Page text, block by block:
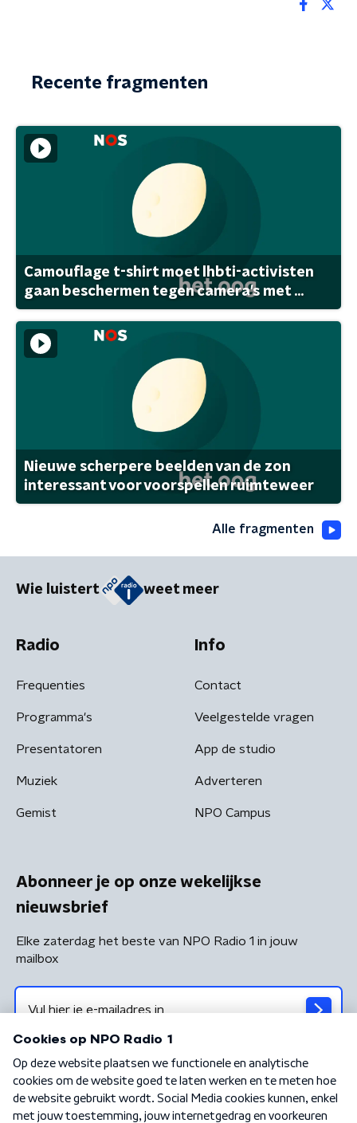
Recente fragmenten
Camouflage t-shirt moet lhbti-activisten
gaan beschermen tegen camera's met ...
Nieuwe scherpere beelden van de zon
interessant voor voorspellen ruimteweer
Alle fragmenten
Wie luistert weet meer
Radio
Frequenties
Programma's
Presentatoren
Muziek
Gemist
Info
Contact
Veelgestelde vragen
App de studio
Adverteren
NPO Campus
Abonneer je op onze wekelijkse
nieuwsbrief
Elke zaterdag het beste van NPO Radio 1 in jouw
mailbox
Algemene voorwaarden